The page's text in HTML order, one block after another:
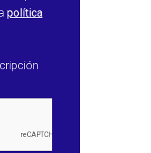
política